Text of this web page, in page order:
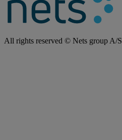
All rights reserved © Nets group A/S